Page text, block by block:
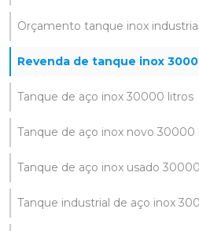
Orçamento tanque inox
Revenda de tanque inox
Tanque de aço inox 30000 litros
Tanque de aço inox novo 30000
Tanque de aço inox usado
Tanque industrial de aço inox